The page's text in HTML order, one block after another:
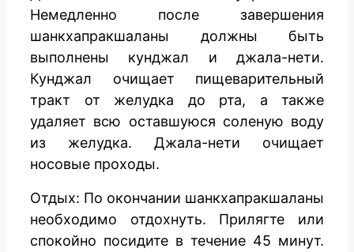
Немедленно после завершения
шанкхапракшаланы должны быть
выполнены кунджал и джала-нети.
Кунджал очищает пищеварительный
тракт от желудка до рта, а также
удаляет всю оставшуюся соленую воду
из желудка. Джала-нети очищает
носовые проходы.
Отдых: По окончании шанкхапракшаланы
необходимо отдохнуть. Прилягте или
спокойно посидите в течение 45 минут.